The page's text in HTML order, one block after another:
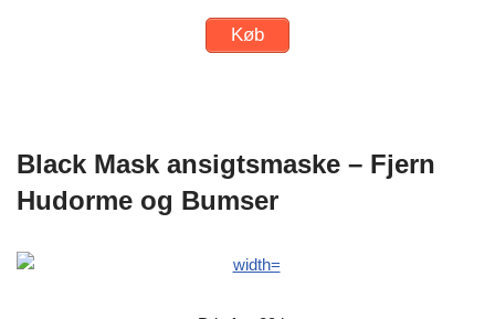
Køb
Black Mask ansigtsmaske – Fjern
Hudorme og Bumser